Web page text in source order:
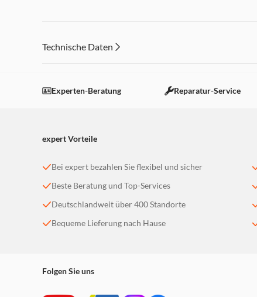
Technische Daten
Experten-Beratung Reparatur-Service
expert Vorteile
Bei expert bezahlen Sie flexibel und sicher
Beste Beratung und Top-Services
Deutschlandweit über 400 Standorte
Bequeme Lieferung nach Hause
Folgen Sie uns